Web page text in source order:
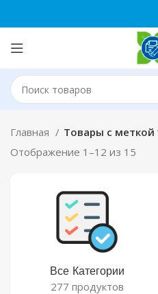
Главная
Товары с меткой
Отображение 1–12 из 15
Все Категории
277 продуктов